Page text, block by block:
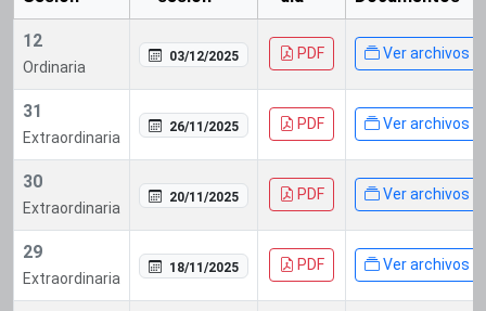
12
Ordinaria
03/12/2025 PDF Ver archivos
31
Extraordinaria
26/11/2025 PDF Ver archivos
30
Extraordinaria
20/11/2025 PDF Ver archivos
29
Extraordinaria
18/11/2025 PDF Ver archivos